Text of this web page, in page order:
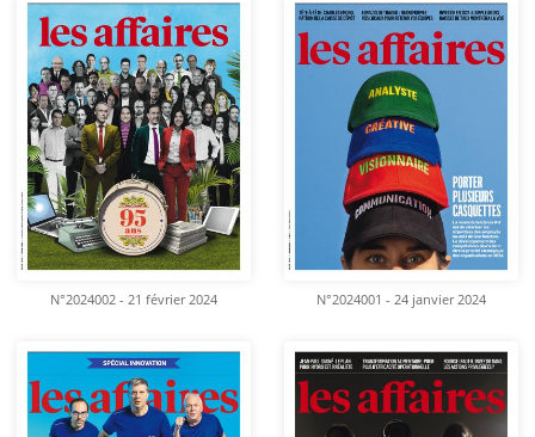
N°2024002 - 21 février 2024 N°2024001 - 24 janvier 2024